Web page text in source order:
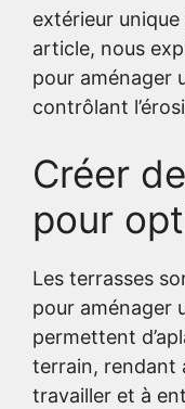
extérieur
article, nous
pour aménager
contrôlant
Créer
pour
Les terrasses
pour aménager
permettent
terrain, rendant
travailler et à